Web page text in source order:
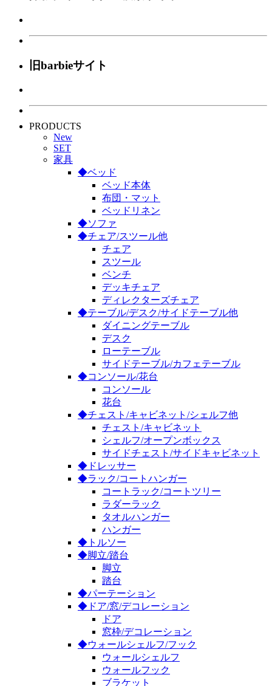
旧barbieサイト
PRODUCTS
New
SET
家具
◆ベッド
ベッド本体
布団・マット
ベッドリネン
◆ソファ
◆チェア/スツール他
チェア
スツール
ベンチ
デッキチェア
ディレクターズチェア
◆テーブル/デスク/サイドテーブル他
ダイニングテーブル
デスク
ローテーブル
サイドテーブル/カフェテーブル
◆コンソール/花台
コンソール
花台
◆チェスト/キャビネット/シェルフ他
チェスト/キャビネット
シェルフ/オープンボックス
サイドチェスト/サイドキャビネット
◆ドレッサー
◆ラック/コートハンガー
コートラック/コートツリー
ラダーラック
タオルハンガー
ハンガー
◆トルソー
◆脚立/踏台
脚立
踏台
◆パーテーション
◆ドア/窓/デコレーション
ドア
窓枠/デコレーション
◆ウォールシェルフ/フック
ウォールシェルフ
ウォールフック
ブラケット